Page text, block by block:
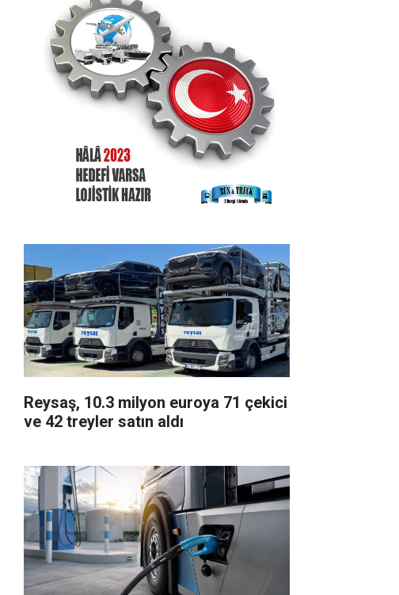
Reysaş, 10.3 milyon euroya 71 çekici
ve 42 treyler satın aldı